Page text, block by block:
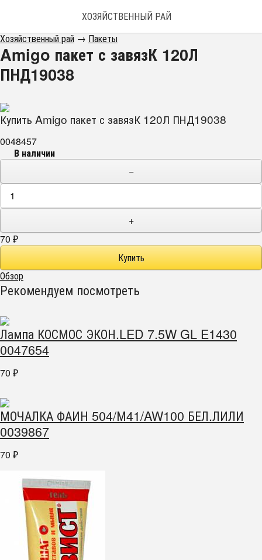
ХОЗЯЙСТВЕННЫЙ РАЙ
Хозяйственный рай → Пакеты
Amigo пакет с завязК 120Л
ПНД19038
Купить Amigo пакет с завязК 120Л ПНД19038
0048457
В наличии
−
+
70 ₽
Обзор
Рекомендуем посмотреть
Лампа КОСМОС ЭКОН.LED 7.5W GL E1430
0047654
70 ₽
МОЧАЛКА ФАИН 504/М41/AW100 БЕЛ.ЛИЛИ
0039867
70 ₽